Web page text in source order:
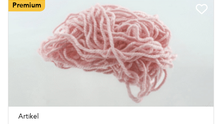
Premium
Artikel